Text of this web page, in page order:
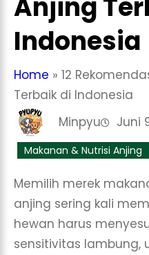
Anjing
Indonesia
Home » 12
Terbaik di Indonesia
Minpyu
Juni
Makanan & Nutrisi Anjing
Memilih merek
anjing sering kali
hewan harus
sensitivitas lambung,